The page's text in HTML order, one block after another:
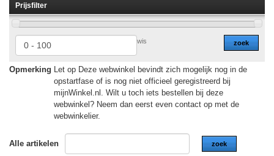
▼
▼
Prijsfilter
zoek
wis
Opmerking Let op Deze webwinkel bevindt zich mogelijk nog in de
opstartfase of is nog niet officieel geregistreerd bij
mijnWinkel.nl. Wilt u toch iets bestellen bij deze
webwinkel? Neem dan eerst even contact op met de
webwinkelier.
Alle artikelen zoek